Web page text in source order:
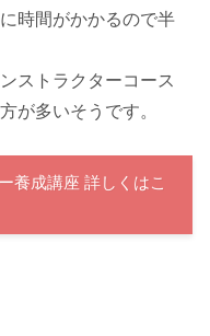
時間がかかるので半
ストラクターコース
が多いそうです。
養成講座 詳しくはこ